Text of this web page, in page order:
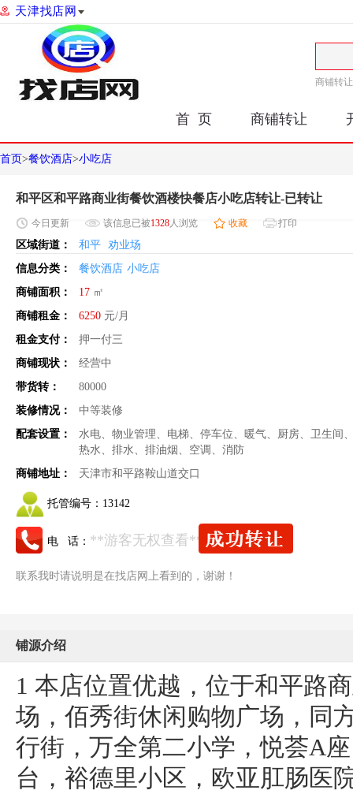
天津找店网
商铺转让
首 页 商铺转让
首页>餐饮酒店>小吃店
和平区和平路商业街餐饮酒楼快餐店小吃店转让-已转让
今日 更新 该信息已被1328人浏览 收藏 打印
区域街道： 和平 劝业场
信息分类：
餐饮酒店 小吃店
商铺面积：
17 ㎡
商铺租金：
6250 元/月
租金支付：
押一付三
商铺现状：
经营中
带货转：
80000
装修情况：
中等装修
配套设置：
水电、物业管理、电梯、停车位、暖气、厨房、卫生间
热水、排水、排油烟、空调、消防
商铺地址：
天津市和平路鞍山道交口
托管编号： 13142
电 话： **游客无权查看**
联系我时请说明是在找店网上看到的，谢谢！
铺源介绍
1 本店位置优越，位于和平路
场，佰秀街休闲购物广场，同
行街，万全第二小学，悦荟A
台，裕德里小区，欧亚肛肠医